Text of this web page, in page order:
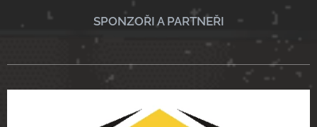
SPONZOŘI A PARTNEŘI